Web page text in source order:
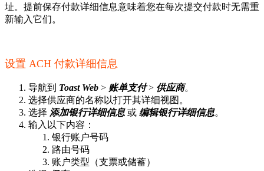
址。提前保存付款详细信息意味着您在每次提交付款时无需重
新输入它们。
设置 ACH 付款详细信息
导航到 Toast Web > 账单支付> 供应商。
选择供应商的名称以打开其详细视图。
选择 添加银行详细信息或 编辑银行详细信息。
输入以下内容：
银行账户号码
路由号码
账户类型（支票或储蓄）